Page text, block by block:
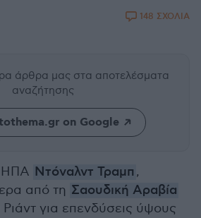
148 ΣΧΟΛΙΑ
άρθρα μας στα αποτελέσματα
αναζήτησης
on Google
ΗΠΑ Ντόναλντ Τραμπ ,
από τη Σαουδική Αραβία
για επενδύσεις ύψους